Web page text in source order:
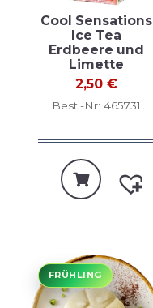
Cool Sensations
Ice Tea
Erdbeere und
Limette
2,50 €
Best.-Nr: 465731
FRÜHLING